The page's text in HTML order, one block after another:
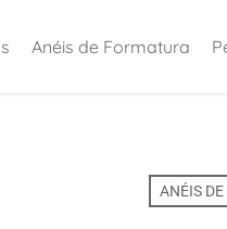
Anéis de Formatura
ANÉIS